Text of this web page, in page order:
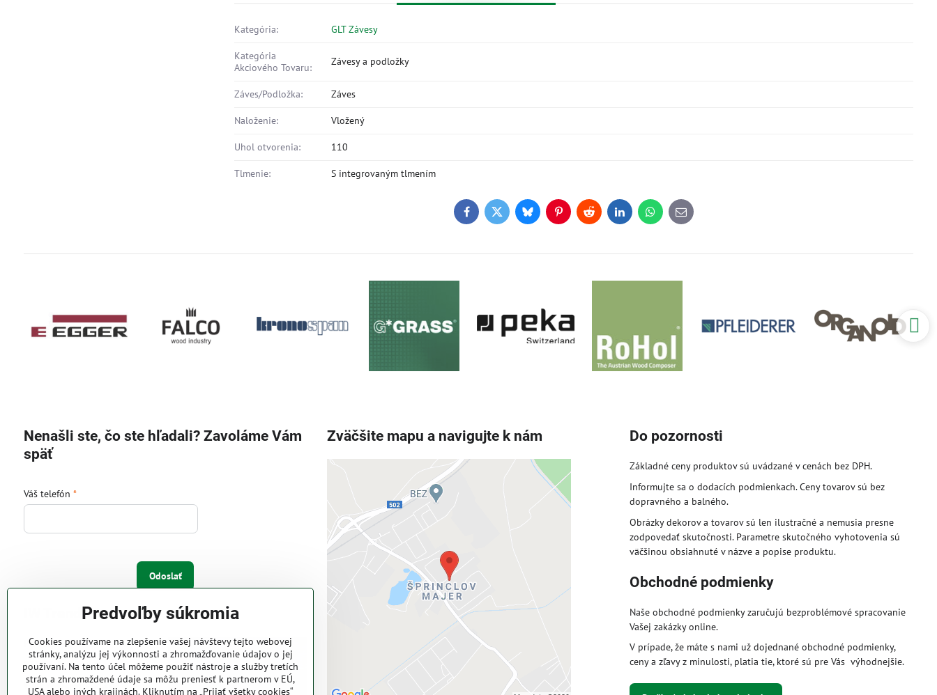
Kategória: GLT Závesy
Kategória
Akciového Tovaru:
Závesy a podložky
Záves/Podložka: Záves
Naloženie: Vložený
Uhol otvorenia: 110
Tlmenie: S integrovaným tlmením
FacebookTwitterBlueskyPinterestRedditLinkedInWhatsApp
E-
mail
Nenašli ste, čo ste hľadali? Zavoláme Vám
späť
Váš telefón *
Odoslať
IW Trend s.r.o.
Pri Majeri 6
831 06 Bratislava
Web: www.iwtrend.sk
Zväčšite mapu a navigujte k nám
Externý obsah je blokovaný
Prajete si načítať externý obsah?
Povoliť tentokrát
Povoliť a zapamätať - súhlas s druhom
cookie: Funkčné
Otvoriť obsah v novom okne
Do pozornosti
Základné ceny produktov sú uvádzané v cenách bez DPH.
Informujte sa o dodacích podmienkach. Ceny tovarov sú bez
dopravného a balného.
Obrázky dekorov a tovarov sú len ilustračné a nemusia presne
zodpovedať skutočnosti. Parametre skutočného vyhotovenia sú
väčšinou obsiahnuté v názve a popise produktu.
Obchodné podmienky
Naše obchodné podmienky zaručujú bezproblémové spracovanie
Vašej zakázky online.
V prípade, že máte s nami už dojednané obchodné podmienky,
ceny a zľavy z minulosti, platia tie, ktoré sú pre Vás výhodnejšie.
Predvoľby súkromia
Cookies používame na zlepšenie vašej návštevy tejto webovej
stránky, analýzu jej výkonnosti a zhromažďovanie údajov o jej
používaní. Na tento účel môžeme použiť nástroje a služby tretích
strán a zhromaždené údaje sa môžu preniesť k partnerom v EÚ,
USA alebo iných krajinách. Kliknutím na „Prijať všetky cookies“